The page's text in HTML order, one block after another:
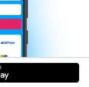
Кар’єра
Умови використання